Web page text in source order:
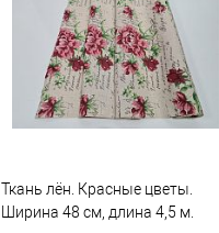
Купить в 1 клик
Сравнение
В избранное
В наличии
Ткань лён. Красные цветы.
Ширина 48 см, длина 4,5 м.